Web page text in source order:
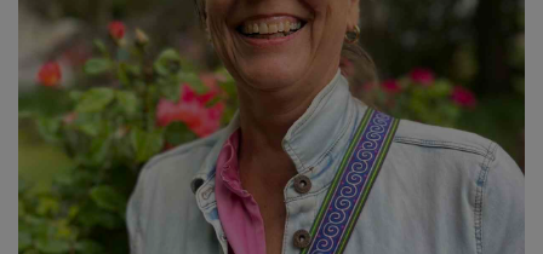
Kolaylaştırıcılar
Shop
More
Mutluluğunuzu
Açın